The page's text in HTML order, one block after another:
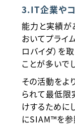
3.IT企業や
能力と実績が
おいてプライ
ロバイダ）を
ことが多いでし
その活動をよ
られて最低限
けするために
にSIAM™を参